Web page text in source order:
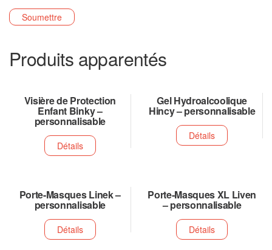
Produits apparentés
Visière de Protection
Enfant Binky –
personnalisable
Détails
Gel Hydroalcoolique
Hincy – personnalisable
Détails
Porte-Masques Linek –
personnalisable
Détails
Porte-Masques XL Liven
– personnalisable
Détails